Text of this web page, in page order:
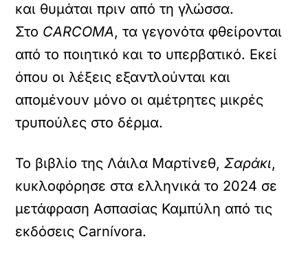
και θυμάται πριν από τη γλώσσα.
Στο CARCOMA, τα γεγονότα φθείρονται
από το ποιητικό και το υπερβατικό. Εκεί
όπου οι λέξεις εξαντλούνται και
απομένουν μόνο οι αμέτρητες μικρές
τρυπούλες στο δέρμα.
Το βιβλίο της Λάιλα Μαρτίνεθ,Σαράκι,
κυκλοφόρησε στα ελληνικά το 2024 σε
μετάφραση Ασπασίας Καμπύλη από τις
εκδόσεις Carnívora.